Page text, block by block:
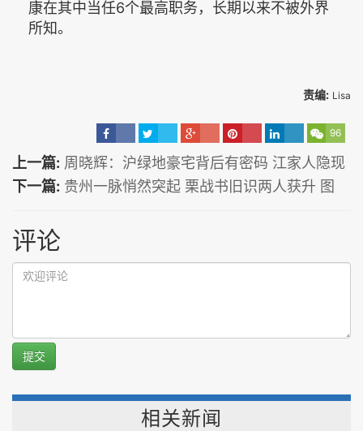
康在其中当任6个最高职务，长期以来不被外界
所知。
责编: Lisa
96
上一篇: 周晓辉：沪绿地豪宅背后有密码 江家人隐现
下一篇: 贵州一脉悄然突起 栗战书旧识两人获升 图
评论
提交
相关新闻